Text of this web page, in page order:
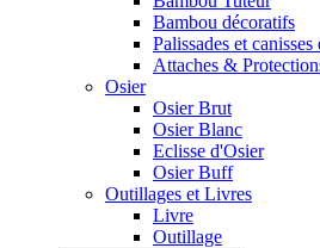
Bambou décoratifs
Palissades et
Attaches &
Osier
Osier Brut
Osier Blanc
Eclisse d'Osier
Osier Buff
Outillages et Livres
Livre
Outillage